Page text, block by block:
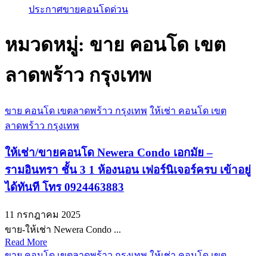
ประกาศขายคอนโดด่วน
หมวดหมู่: ขาย คอนโด เขต
ลาดพร้าว กรุงเทพ
ขาย คอนโด เขตลาดพร้าว กรุงเทพ ให้เช่า คอนโด เขต
ลาดพร้าว กรุงเทพ
ให้เช่า/ขายคอนโด Newera Condo เอกมัย –
รามอินทรา ชั้น 3 1 ห้องนอน เฟอร์นิเจอร์ครบ เข้าอยู่
ได้ทันที โทร 0924463883
11 กรกฎาคม 2025
ขาย-ให้เช่า Newera Condo ...
Read More